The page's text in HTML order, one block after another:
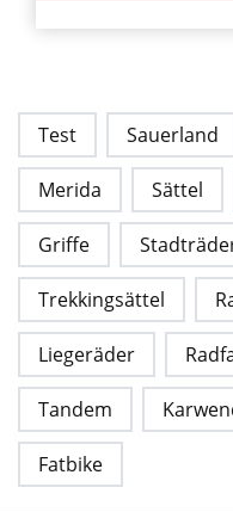
Test Sauerland
Merida Sättel
Griffe
Trekkingsättel
Liegeräder
Tandem
Fatbike